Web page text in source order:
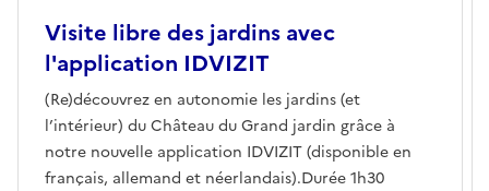
Visite libre des jardins avec
l'application IDVIZIT
(Re)découvrez en autonomie les jardins (et
l’intérieur) du Château du Grand jardin grâce à
notre nouvelle application IDVIZIT (disponible en
français, allemand et néerlandais).Durée 1h30